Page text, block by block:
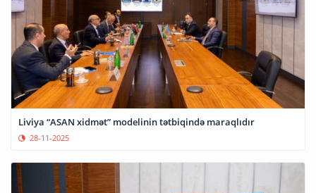
Liviya “ASAN xidmət” modelinin tətbiqində maraqlıdır
28-11-2025